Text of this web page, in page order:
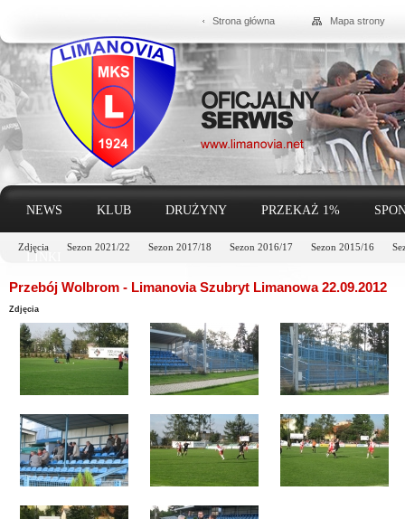
Strona główna Mapa strony
NEWS KLUB DRUŻYNY PRZEKAŻ 1%
Zdjęcia Sezon 2021/22 Sezon 2017/18 Sezon 2016/17 Sezon 2015/16
LINKI
Przebój Wolbrom - Limanovia Szubryt Limanowa 22.09.2012
Zdjęcia